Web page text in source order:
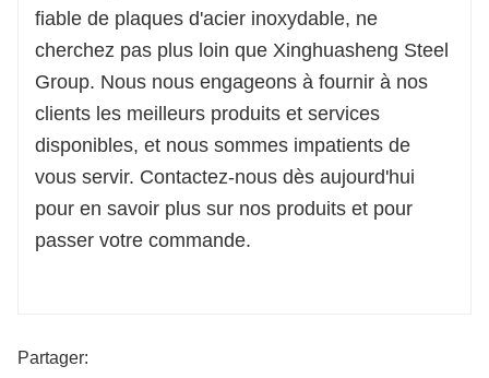
fiable de plaques d'acier inoxydable, ne
cherchez pas plus loin que Xinghuasheng Steel
Group. Nous nous engageons à fournir à nos
clients les meilleurs produits et services
disponibles, et nous sommes impatients de
vous servir. Contactez-nous dès aujourd'hui
pour en savoir plus sur nos produits et pour
passer votre commande.
Partager: